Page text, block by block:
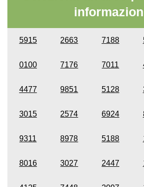
5915 2663 7188
0100 7176 7011
4477 9851 5128
3015 2574 6924
9311 8978 5188
8016 3027 2447